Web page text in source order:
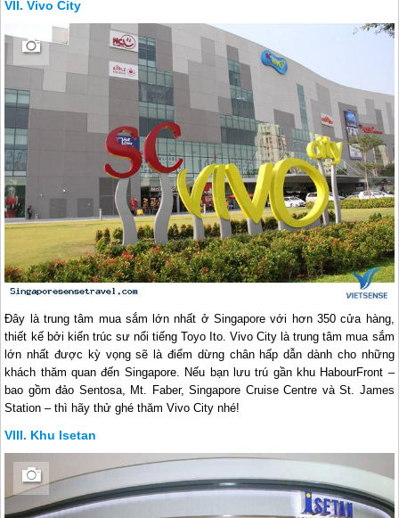
Vivo City
Đây là trung tâm mua sắm lớn nhất ởSingapore với hơn 350 cửa hàng,
thiết kế bởi kiến trúc sư nổi tiếng Toyo Ito. Vivo City là trung tâm mua sắm
lớn nhất được kỳ vọng sẽ là điểm dừng chân hấp dẫn dành cho những
khách thăm quan đến Singapore. Nếu bạn lưu trú gần khu HabourFront –
bao gồm đảo Sentosa, Mt. Faber,Singapore Cruise Centre và St. James
Station – thì hãy thử ghé thăm Vivo City nhé!
Khu Isetan